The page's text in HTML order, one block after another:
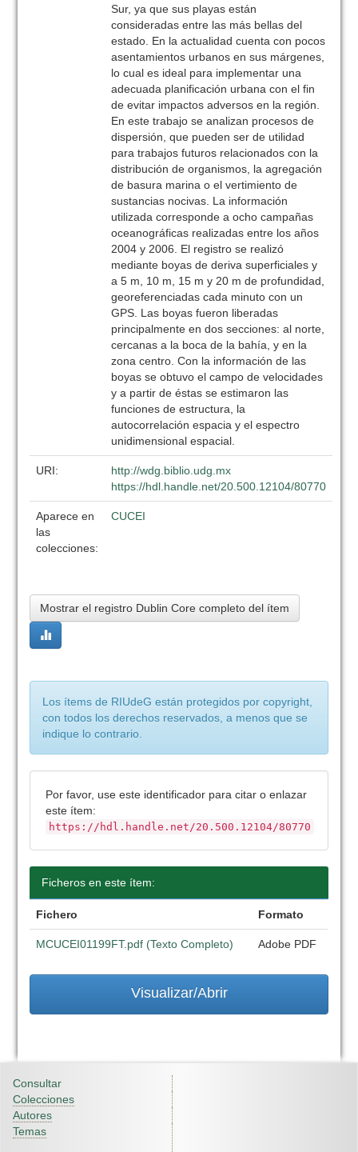
Sur, ya que sus playas están
consideradas entre las más bellas del
estado. En la actualidad cuenta con pocos
asentamientos urbanos en sus márgenes,
lo cual es ideal para implementar una
adecuada planificación urbana con el fin
de evitar impactos adversos en la región.
En este trabajo se analizan procesos de
dispersión, que pueden ser de utilidad
para trabajos futuros relacionados con la
distribución de organismos, la agregación
de basura marina o el vertimiento de
sustancias nocivas. La información
utilizada corresponde a ocho campañas
oceanográficas realizadas entre los años
2004 y 2006. El registro se realizó
mediante boyas de deriva superficiales y
a 5 m, 10 m, 15 m y 20 m de profundidad,
georeferenciadas cada minuto con un
GPS. Las boyas fueron liberadas
principalmente en dos secciones: al norte,
cercanas a la boca de la bahía, y en la
zona centro. Con la información de las
boyas se obtuvo el campo de velocidades
y a partir de éstas se estimaron las
funciones de estructura, la
autocorrelación espacia y el espectro
unidimensional espacial.
URI:
http://wdg.biblio.udg.mx
https://hdl.handle.net/20.500.12104/80770
Aparece en
las
colecciones:
CUCEI
Mostrar el registro Dublin Core completo del ítem
Los ítems de RIUdeG están protegidos por copyright,
con todos los derechos reservados, a menos que se
indique lo contrario.
Por favor, use este identificador para citar o enlazar
este ítem:
https://hdl.handle.net/20.500.12104/80770
Ficheros en este ítem:
Fichero Formato
MCUCEI01199FT.pdf (Texto Completo) Adobe PDF
Visualizar/Abrir
Consultar
Colecciones
Autores
Temas